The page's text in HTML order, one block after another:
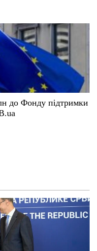
до Фонду підтримки